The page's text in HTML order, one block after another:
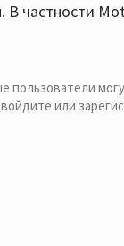
В частности
пользователи
войдите или